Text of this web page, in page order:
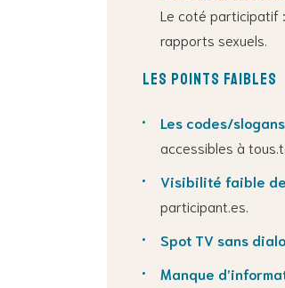
Le coté participatif
rapports sexuels.
Les points faibles
Les codes/
accessibles à
Visibilité faible
participant.es.
Spot TV sans
Manque